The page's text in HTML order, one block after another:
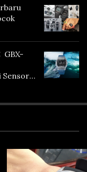
GBX-
Sensor